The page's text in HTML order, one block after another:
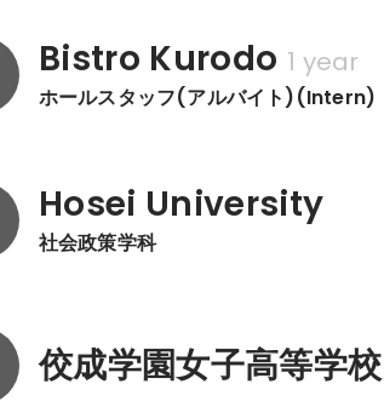
Bistro Kurodo 1 year
ホールスタッフ(アルバイト)(Intern)
Hosei University
社会政策学科
佼成学園女子高等学校